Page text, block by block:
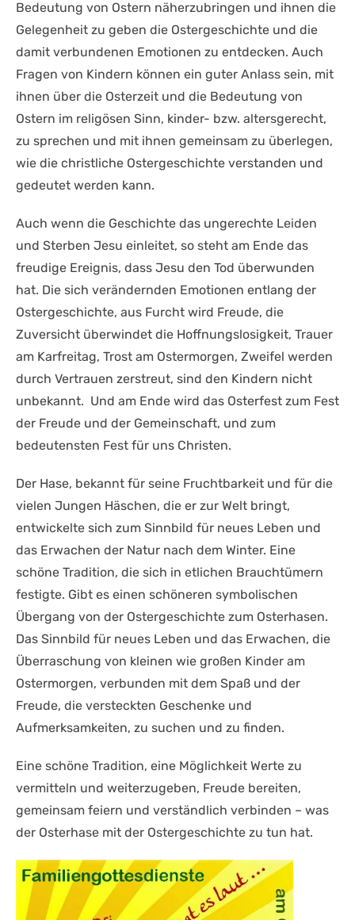
Bedeutung von Ostern näherzubringen und ihnen die
Gelegenheit zu geben die Ostergeschichte und die
damit verbundenen Emotionen zu entdecken. Auch
Fragen von Kindern können ein guter Anlass sein, mit
ihnen über die Osterzeit und die Bedeutung von
Ostern im religösen Sinn, kinder- bzw. altersgerecht,
zu sprechen und mit ihnen gemeinsam zu überlegen,
wie die christliche Ostergeschichte verstanden und
gedeutet werden kann.
Auch wenn die Geschichte das ungerechte Leiden
und Sterben Jesu einleitet, so steht am Ende das
freudige Ereignis, dass Jesu den Tod überwunden
hat. Die sich verändernden Emotionen entlang der
Ostergeschichte, aus Furcht wird Freude, die
Zuversicht überwindet die Hoffnungslosigkeit, Trauer
am Karfreitag, Trost am Ostermorgen, Zweifel werden
durch Vertrauen zerstreut, sind den Kindern nicht
unbekannt. Und am Ende wird das Osterfest zum Fest
der Freude und der Gemeinschaft, und zum
bedeutensten Fest für uns Christen.
Der Hase, bekannt für seine Fruchtbarkeit und für die
vielen Jungen Häschen, die er zur Welt bringt,
entwickelte sich zum Sinnbild für neues Leben und
das Erwachen der Natur nach dem Winter. Eine
schöne Tradition, die sich in etlichen Brauchtümern
festigte. Gibt es einen schöneren symbolischen
Übergang von der Ostergeschichte zum Osterhasen.
Das Sinnbild für neues Leben und das Erwachen, die
Überraschung von kleinen wie großen Kinder am
Ostermorgen, verbunden mit dem Spaß und der
Freude, die versteckten Geschenke und
Aufmerksamkeiten, zu suchen und zu finden.
Eine schöne Tradition, eine Möglichkeit Werte zu
vermitteln und weiterzugeben, Freude bereiten,
gemeinsam feiern und verständlich verbinden – was
der Osterhase mit der Ostergeschichte zu tun hat.